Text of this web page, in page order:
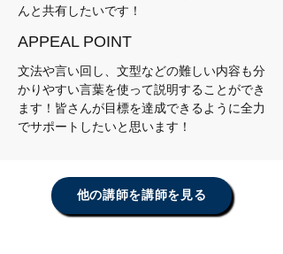
んと共有したいです！
APPEAL POINT
文法や言い回し、文型などの難しい内容も分
かりやすい言葉を使って説明することができ
ます！皆さんが目標を達成できるように全力
でサポートしたいと思います！
他の講師を講師を見る